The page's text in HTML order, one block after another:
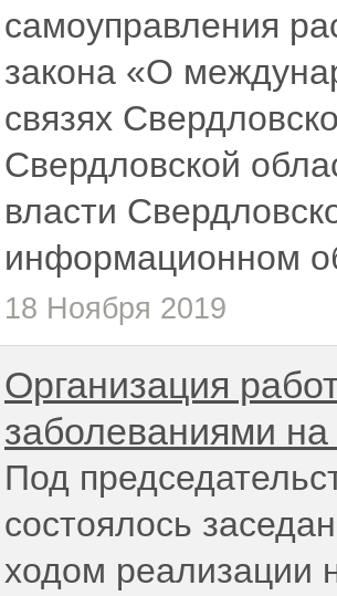
самоуправления
закона «О
связях
Свердловской
власти
информационном
18 Ноября 2019
Организация
заболеваниями на
Под
состоялось
ходом реализации